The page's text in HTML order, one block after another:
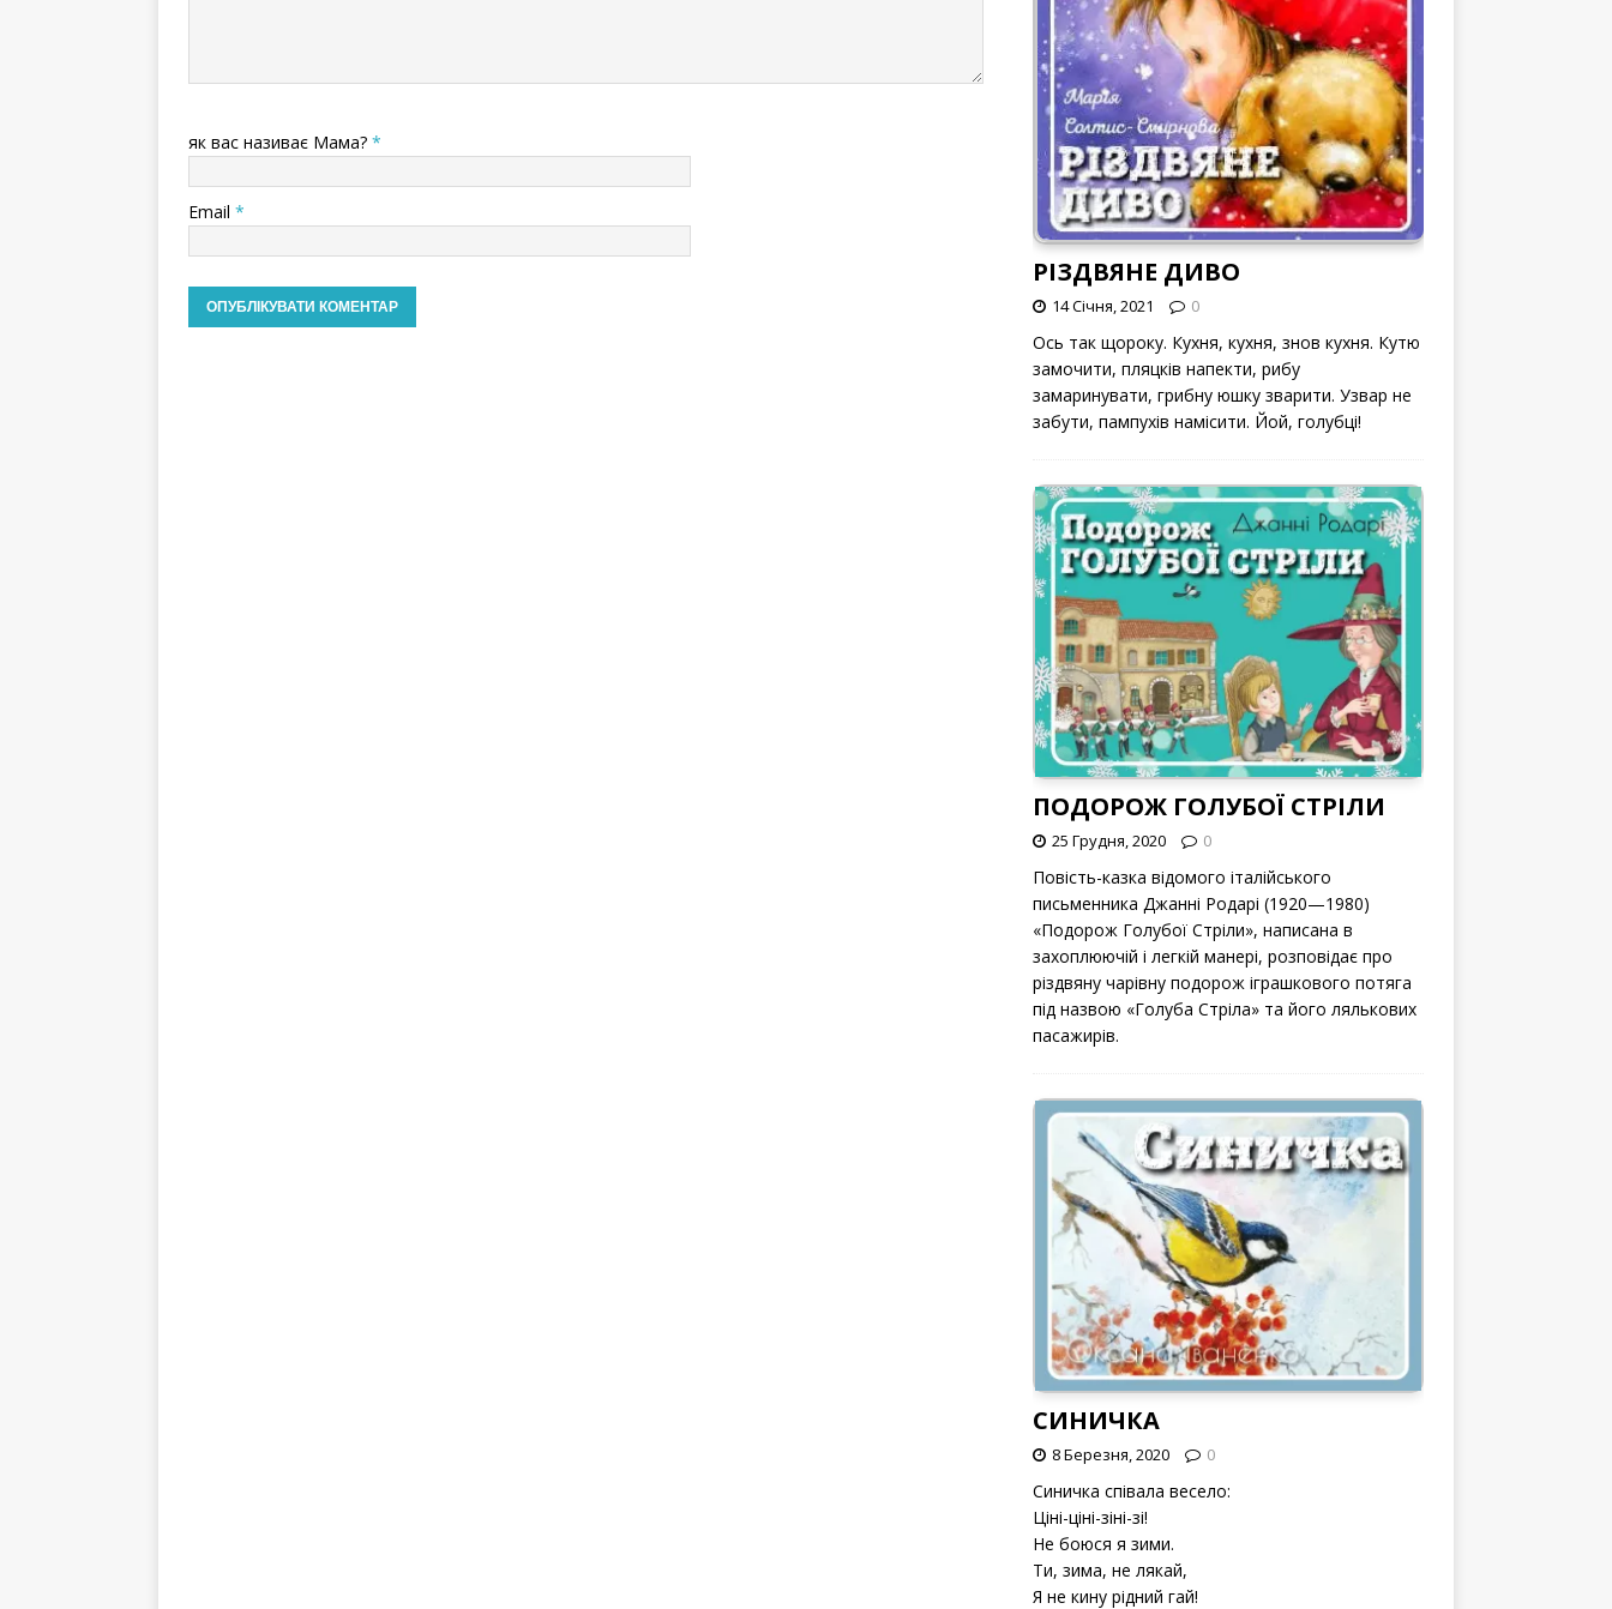
як вас називає Мама? *
Email *
РІЗДВЯНЕ ДИВО
14 Січня, 2021 0
Ось так щороку. Кухня, кухня, знов кухня. Кутю
замочити, пляцків напекти, рибу
замаринувати, грибну юшку зварити. Узвар не
забути, пампухів намісити. Йой, голубці!
ПОДОРОЖ ГОЛУБОЇ СТРІЛИ
25 Грудня, 2020 0
Повість-казка відомого італійського
письменника Джанні Родарі (1920—1980)
«Подорож Голубої Стріли», написана в
захоплюючій і легкій манері, розповідає про
різдвяну чарівну подорож іграшкового потяга
під назвою «Голуба Стріла» та його лялькових
пасажирів.
СИНИЧКА
8 Березня, 2020 0
Синичка співала весело:
Ціні-ціні-зіні-зі!
Не боюся я зими.
Ти, зима, не лякай,
Я не кину рідний гай!